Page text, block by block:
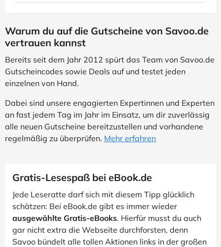
Warum du auf die Gutscheine von Savoo.de
vertrauen kannst
Bereits seit dem Jahr 2012 spürt das Team von Savoo.de
Gutscheincodes sowie Deals auf und testet jeden
einzelnen von Hand.
Dabei sind unsere engagierten Expertinnen und Experten
an fast jedem Tag im Jahr im Einsatz, um dir zuverlässig
alle neuen Gutscheine bereitzustellen und vorhandene
regelmäßig zu überprüfen. Mehr erfahren
Gratis-Lesespaß bei eBook.de
Jede Leseratte darf sich mit diesem Tipp glücklich
schätzen: Bei eBook.de gibt es immer wieder
ausgewählte Gratis-eBooks. Hierfür musst du auch
gar nicht extra die Webseite durchforsten, denn
Savoo bündelt alle tollen Aktionen links in der großen